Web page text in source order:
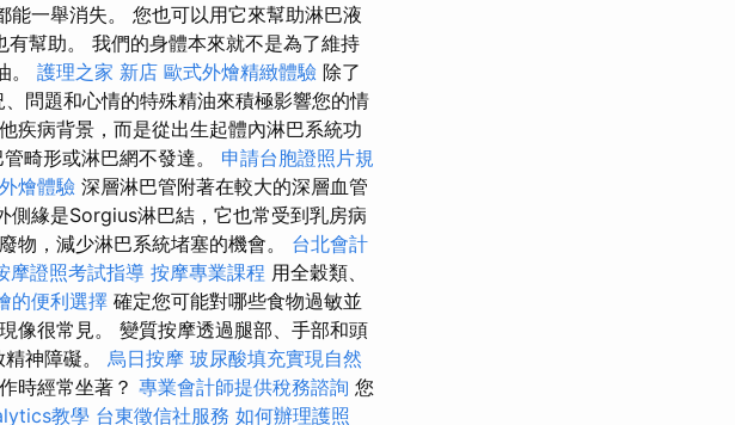
一舉消失。 您也可以用它來幫助淋巴液
幫助。 我們的身體本來就不是為了維持
。 護理之家 新店 歐式外燴精緻體驗 除了
問題和心情的特殊精油來積極影響您的情
疾病背景，而是從出生起體內淋巴系統功
畸形或淋巴網不發達。 申請台胞證照片規
燴體驗 深層淋巴管附著在較大的深層血管
側緣是Sorgius淋巴結，它也常受到乳房病
物，減少淋巴系統堵塞的機會。 台北會計
摩證照考試指導 按摩專業課程 用全穀類、
的便利選擇 確定您可能對哪些食物過敏並
像很常見。 變質按摩透過腿部、手部和頭
神障礙。 烏日按摩 玻尿酸填充實現自然
時經常坐著？ 專業會計師提供稅務諮詢 您
教學 台東徵信社服務 如何辦理護照